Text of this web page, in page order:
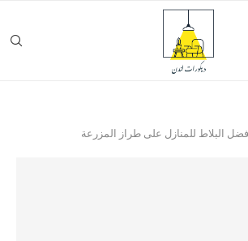
البلاط للمنازل على طراز المزرعة